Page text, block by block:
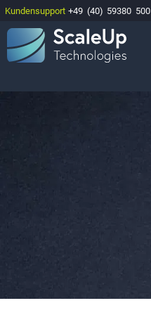
Kundensupport +49 (40) 59380 500